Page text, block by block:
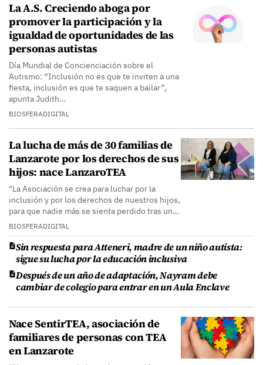
La A.S. Creciendo aboga por
promover la participación y la
igualdad de oportunidades de las
personas autistas
Día Mundial de Concienciación sobre el
Autismo: “Inclusión no es que te inviten a una
fiesta, inclusión es que te saquen a bailar”,
apunta Judith…
BIOSFERADIGITAL
La lucha de más de 30 familias de
Lanzarote por los derechos de sus
hijos: nace LanzaroTEA
"La Asociación se crea para luchar por la
inclusión y por los derechos de nuestros hijos,
para que nadie más se sienta perdido tras un…
BIOSFERADIGITAL
Sin respuesta para Atteneri, madre de un niño autista:
sigue su lucha por la educación inclusiva
Después de un año de adaptación, Nayram debe
cambiar de colegio para entrar en un Aula Enclave
Nace SentirTEA, asociación de
familiares de personas con TEA
en Lanzarote